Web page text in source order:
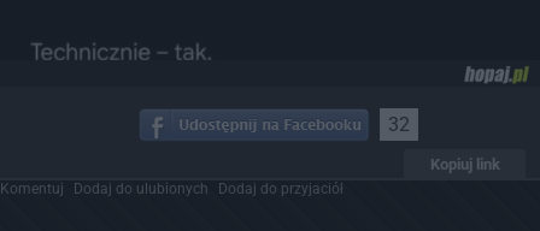
32
Kopiuj link
Komentuj Dodaj do ulubionych Dodaj do przyjaciół